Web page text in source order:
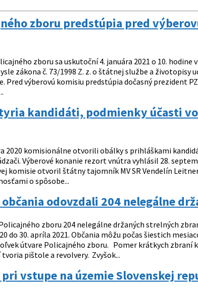
zboru predstúpia pred
zboru sa uskutoční 4. januára 2021 o 10. hodine
zákona č. 73/1998 Z. z. o štátnej službe a životopisy
výberovú komisiu predstúpia dočasný prezident
kandidáti, podmienky účasti
2020 komisionálne otvorili obálky s prihláškami
Výberové konanie rezort vnútra vyhlásil 28.
komisie otvoril štátny tajomník MV SR Vendelín
o spôsobe...
odovzdali 204 nelegálne
zboru 204 nelegálne držaných strelných
do 30. apríla 2021. Občania môžu počas šiestich
útvare Policajného zboru. Pomer krátkych zbraní
pištole a revolvery. Zvyšok...
vstupe na územie Slovenskej